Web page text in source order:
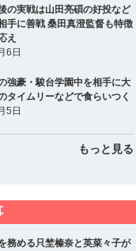
の実戦は山田亮碩の好投など
手に善戦 桑田真澄監督も特徴
え
6日
強豪・駿台学園中を相手に大
タイムリーなどで食らいつく
5日
もっと見る
務める只埜榛奈と英菜々子が